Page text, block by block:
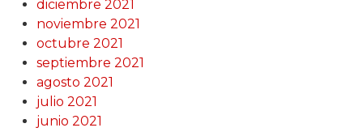
diciembre 2021
noviembre 2021
octubre 2021
septiembre 2021
agosto 2021
julio 2021
junio 2021